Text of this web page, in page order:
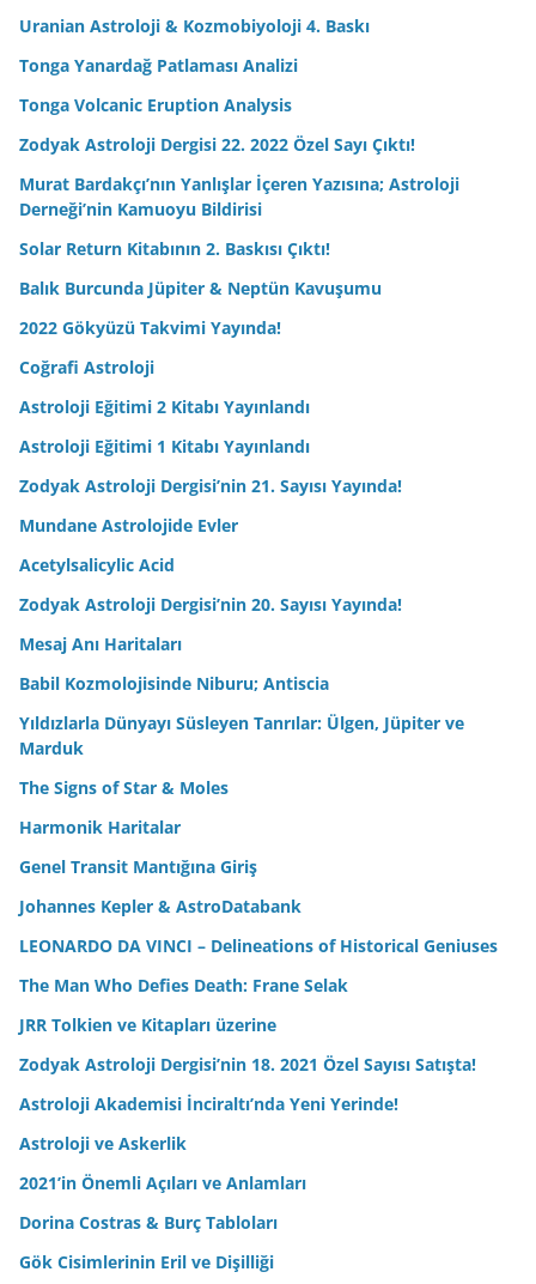
Uranian Astroloji & Kozmobiyoloji 4. Baskı
Tonga Yanardağ Patlaması Analizi
Tonga Volcanic Eruption Analysis
Zodyak Astroloji Dergisi 22. 2022 Özel Sayı Çıktı!
Murat Bardakçı’nın Yanlışlar İçeren Yazısına; Astroloji
Derneği’nin Kamuoyu Bildirisi
Solar Return Kitabının 2. Baskısı Çıktı!
Balık Burcunda Jüpiter & Neptün Kavuşumu
2022 Gökyüzü Takvimi Yayında!
Coğrafi Astroloji
Astroloji Eğitimi 2 Kitabı Yayınlandı
Astroloji Eğitimi 1 Kitabı Yayınlandı
Zodyak Astroloji Dergisi’nin 21. Sayısı Yayında!
Mundane Astrolojide Evler
Acetylsalicylic Acid
Zodyak Astroloji Dergisi’nin 20. Sayısı Yayında!
Mesaj Anı Haritaları
Babil Kozmolojisinde Niburu; Antiscia
Yıldızlarla Dünyayı Süsleyen Tanrılar: Ülgen, Jüpiter ve
Marduk
The Signs of Star & Moles
Harmonik Haritalar
Genel Transit Mantığına Giriş
Johannes Kepler & AstroDatabank
LEONARDO DA VINCI – Delineations of Historical Geniuses
The Man Who Defies Death: Frane Selak
JRR Tolkien ve Kitapları üzerine
Zodyak Astroloji Dergisi’nin 18. 2021 Özel Sayısı Satışta!
Astroloji Akademisi İnciraltı’nda Yeni Yerinde!
Astroloji ve Askerlik
2021’in Önemli Açıları ve Anlamları
Dorina Costras & Burç Tabloları
Gök Cisimlerinin Eril ve Dişilliği